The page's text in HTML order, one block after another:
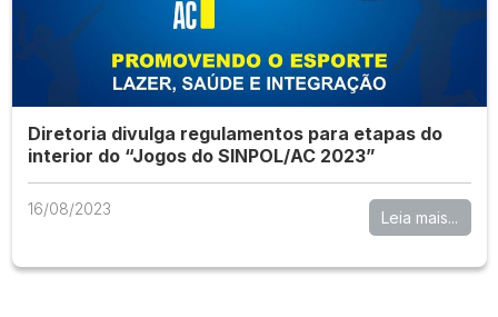
Diretoria divulga regulamentos para etapas do
interior do “Jogos do SINPOL/AC 2023”
16/08/2023 Leia mais...